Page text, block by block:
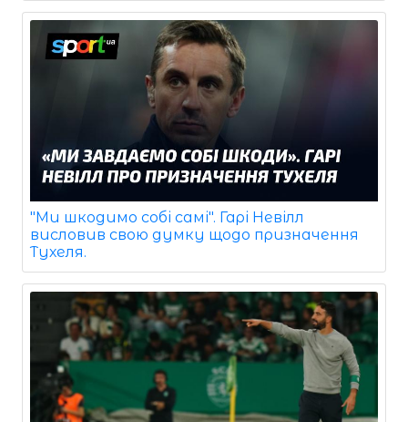
"Ми шкодимо собі самі". Гарі Невілл
висловив свою думку щодо призначення
Тухеля.